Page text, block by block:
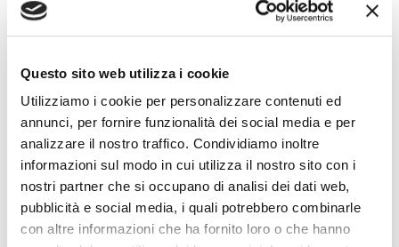
Questo sito web utilizza i cookie
Utilizziamo i cookie per personalizzare contenuti ed
annunci, per fornire funzionalità dei social media e per
analizzare il nostro traffico. Condividiamo inoltre
informazioni sul modo in cui utilizza il nostro sito con i
nostri partner che si occupano di analisi dei dati web,
pubblicità e social media, i quali potrebbero combinarle
con altre informazioni che ha fornito loro o che hanno